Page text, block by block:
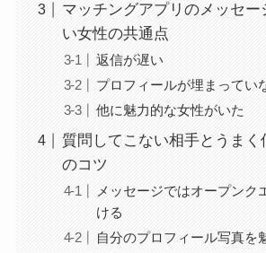
マッチングアプリのメッセー
い女性の共通点
返信が遅い
プロフィールが埋まってい
他に魅力的な女性がいた
質問してこない相手とうまく
のコツ
メッセージではオープンク
ける
自分のプロフィール写真を